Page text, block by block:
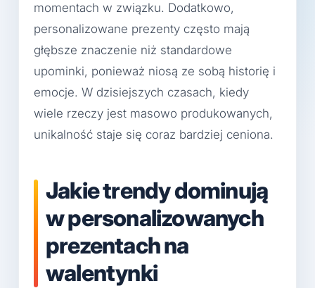
momentach w związku. Dodatkowo,
personalizowane prezenty często mają
głębsze znaczenie niż standardowe
upominki, ponieważ niosą ze sobą historię i
emocje. W dzisiejszych czasach, kiedy
wiele rzeczy jest masowo produkowanych,
unikalność staje się coraz bardziej ceniona.
Jakie trendy dominują
w personalizowanych
prezentach na
walentynki